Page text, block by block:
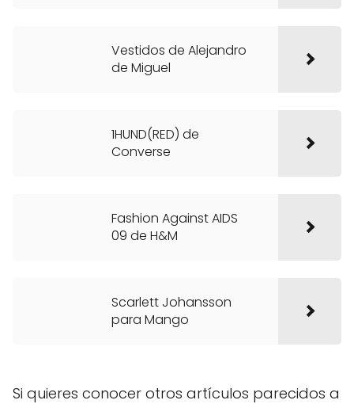
Vestidos de Alejandro
de Miguel
1HUND(RED) de
Converse
Fashion Against AIDS
09 de H&M
Scarlett Johansson
para Mango
Si quieres conocer otros artículos parecidos a